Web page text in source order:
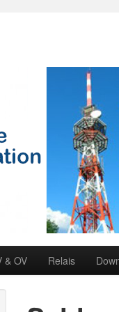
& OV Relais